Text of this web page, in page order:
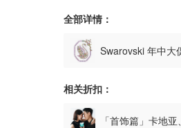
全部详情：
Swarovski 年中大
相关折扣：
「首饰篇」卡地